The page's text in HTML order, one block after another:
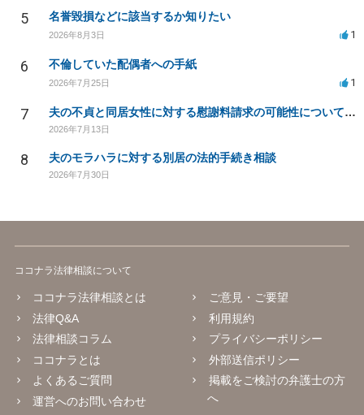
5 名誉毀損などに該当するか知りたい
2026年8月3日 1
6 不倫していた配偶者への手紙
2026年7月25日 1
7 夫の不貞と同居女性に対する慰謝料請求の可能性について相談
2026年7月13日
8 夫のモラハラに対する別居の法的手続き相談
2026年7月30日
ココナラ法律相談について
ココナラ法律相談とは
法律Q&A
法律相談コラム
ココナラとは
よくあるご質問
運営へのお問い合わせ
ご意見・ご要望
利用規約
プライバシーポリシー
外部送信ポリシー
掲載をご検討の弁護士の方
へ